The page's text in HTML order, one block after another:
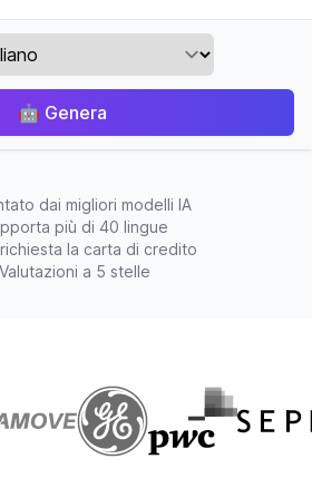
🤖 Genera
dai migliori modelli IA
più di 40 lingue
la carta di credito
Valutazioni a 5 stelle